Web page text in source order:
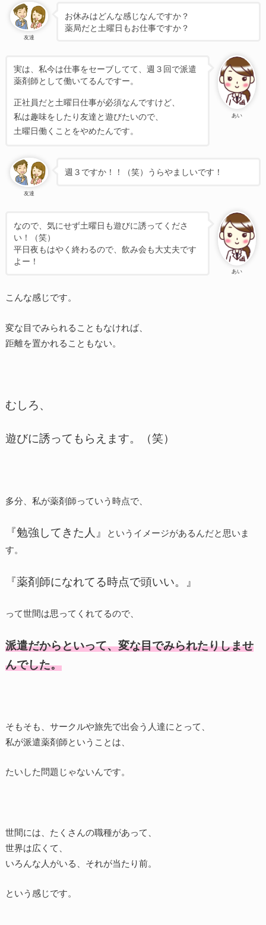
友達
お休みはどんな感じなんですか？
薬局だと土曜日もお仕事ですか？
あい
実は、私今は仕事をセーブしてて、週３回で派遣
薬剤師として働いてるんですー。
正社員だと土曜日仕事が必須なんですけど、
私は趣味をしたり友達と遊びたいので、
土曜日働くことをやめたんです。
友達
週３ですか！！（笑）うらやましいです！
あい
なので、気にせず土曜日も遊びに誘ってくださ
い！（笑）
平日夜もはやく終わるので、飲み会も大丈夫です
よー！
こんな感じです。
変な目でみられることもなければ、
距離を置かれることもない。
むしろ、
遊びに誘ってもらえます。（笑）
多分、私が薬剤師っていう時点で、
『勉強してきた人』
というイメージがあるんだと思いま
す。
『薬剤師になれてる時点で頭いい。』
って世間は思ってくれてるので、
派遣だからといって、変な目でみられたりしませ
んでした。
そもそも、サークルや旅先で出会う人達にとって、
私が派遣薬剤師ということは、
たいした問題じゃないんです。
世間には、たくさんの職種があって、
世界は広くて、
いろんな人がいる、それが当たり前。
という感じです。